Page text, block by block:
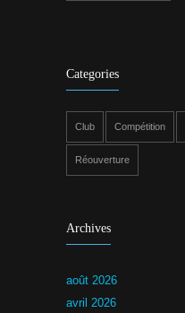
Categories
Club Compétition
Réouverture
Archives
août 2026
avril 2026